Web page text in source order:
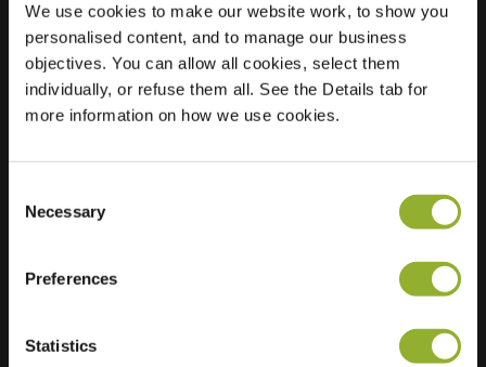
We use cookies to make our website work, to show you
personalised content, and to manage our business
objectives. You can allow all cookies, select them
individually, or refuse them all. See the Details tab for
more information on how we use cookies.
Selection
Necessary
Preferences
Statistics
Localisation
Helling 23
1431 BR Aalsmeer
Pays-Bas